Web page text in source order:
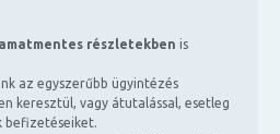
részletekben is
az egyszerűbb ügyintézés
keresztül, vagy átutalással, esetleg
befizetéseiket.